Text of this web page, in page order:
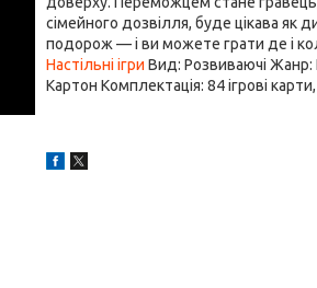
сімейного дозвілля, буде цікава як
подорож — і ви можете грати де і
Настільні ігри Вид: Розвиваючі Жанр:
Картон Комплектація: 84 ігрові